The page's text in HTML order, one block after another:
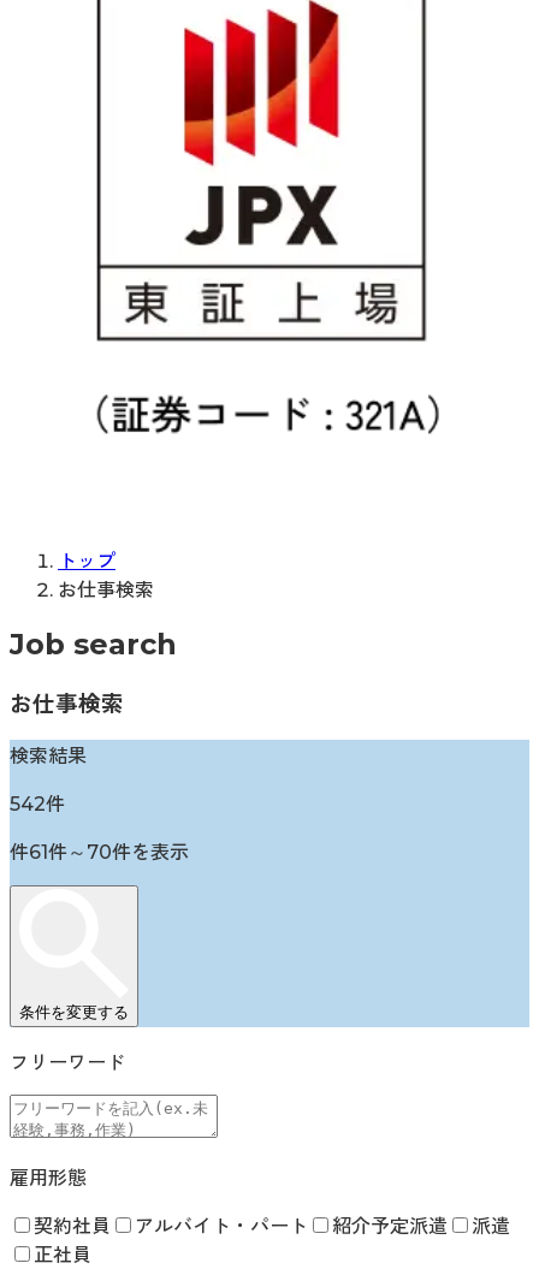
トップ
お仕事検索
Job search
お仕事検索
検索結果
542件
件61件～ 70件を表示
条件を変更する
フリーワード
雇用形態
契約社員 アルバイト・パート 紹介予定派遣
派遣
正社員